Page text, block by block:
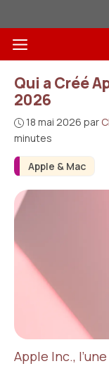
au
contenuMenu
Apple & Mac
Qui a Créé
2026
18 mai 2026 par
minutes
Apple Inc.,